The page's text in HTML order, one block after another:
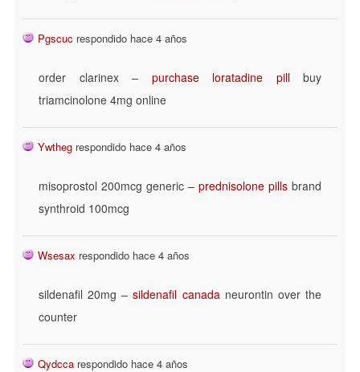
Pgscuc respondido hace 4 años
order clarinex – purchase loratadine pillbuy
triamcinolone 4mg online
Ywtheg respondido hace 4 años
misoprostol 200mcg generic – prednisolone pills brand
synthroid 100mcg
Wsesax respondido hace 4 años
sildenafil 20mg –sildenafil canadaneurontin over the
counter
Qydcca respondido hace 4 años